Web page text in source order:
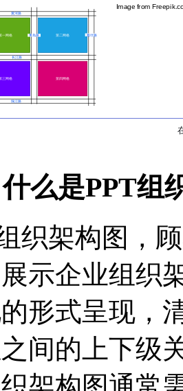
么是PPT组
织架构图，
示企业组织
形式呈现，
间的上下级